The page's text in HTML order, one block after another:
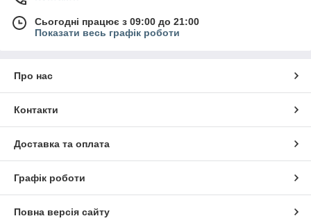
Сьогодні працює з 09:00 до 21:00
Показати весь графік роботи
Про нас
Контакти
Доставка та оплата
Графік роботи
Повна версія сайту